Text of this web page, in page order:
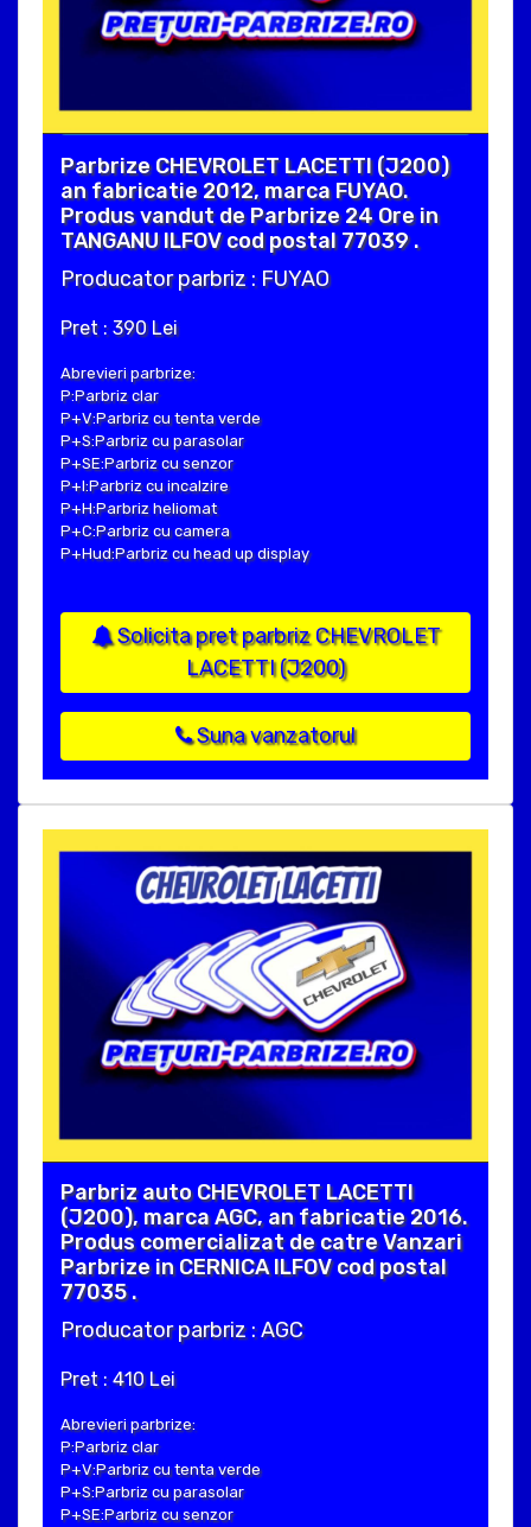
Parbrize CHEVROLET LACETTI (J200)
an fabricatie 2012, marca FUYAO.
Produs vandut de Parbrize 24 Ore in
TANGANU ILFOV cod postal 77039 .
Producator parbriz : FUYAO
Pret : 390 Lei
Abrevieri parbrize:
P:Parbriz clar
P+V:Parbriz cu tenta verde
P+S:Parbriz cu parasolar
P+SE:Parbriz cu senzor
P+I:Parbriz cu incalzire
P+H:Parbriz heliomat
P+C:Parbriz cu camera
P+Hud:Parbriz cu head up display
Solicita pret parbriz CHEVROLET
LACETTI (J200)
Suna vanzatorul
Parbriz auto CHEVROLET LACETTI
(J200), marca AGC, an fabricatie 2016.
Produs comercializat de catre Vanzari
Parbrize in CERNICA ILFOV cod postal
77035 .
Producator parbriz : AGC
Pret : 410 Lei
Abrevieri parbrize:
P:Parbriz clar
P+V:Parbriz cu tenta verde
P+S:Parbriz cu parasolar
P+SE:Parbriz cu senzor